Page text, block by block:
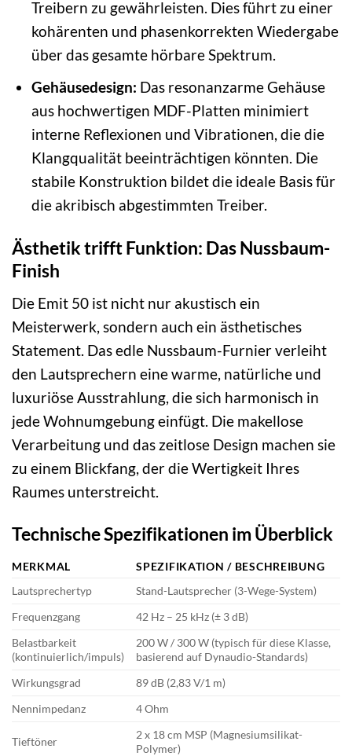
Treibern zu gewährleisten. Dies führt zu einer
kohärenten und phasenkorrekten Wiedergabe
über das gesamte hörbare Spektrum.
Gehäusedesign: Das resonanzarme Gehäuse
aus hochwertigen MDF-Platten minimiert
interne Reflexionen und Vibrationen, die die
Klangqualität beeinträchtigen könnten. Die
stabile Konstruktion bildet die ideale Basis für
die akribisch abgestimmten Treiber.
Ästhetik trifft Funktion: Das Nussbaum-
Finish
Die Emit 50 ist nicht nur akustisch ein
Meisterwerk, sondern auch ein ästhetisches
Statement. Das edle Nussbaum-Furnier verleiht
den Lautsprechern eine warme, natürliche und
luxuriöse Ausstrahlung, die sich harmonisch in
jede Wohnumgebung einfügt. Die makellose
Verarbeitung und das zeitlose Design machen sie
zu einem Blickfang, der die Wertigkeit Ihres
Raumes unterstreicht.
Technische Spezifikationen im Überblick
MERKMAL
SPEZIFIKATION / BESCHREIBUNG
Lautsprechertyp
Stand-Lautsprecher (3-Wege-System)
Frequenzgang
42 Hz – 25 kHz (± 3 dB)
Belastbarkeit
(kontinuierlich/impuls)
200 W / 300 W (typisch für diese Klasse,
basierend auf Dynaudio-Standards)
Wirkungsgrad
89 dB (2,83 V/1 m)
Nennimpedanz
4 Ohm
Tieftöner
2 x 18 cm MSP (Magnesiumsilikat-
Polymer)